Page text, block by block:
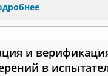
и
в